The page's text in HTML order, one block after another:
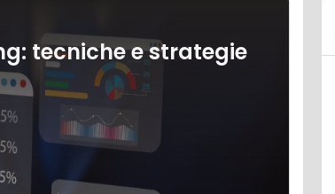
tecniche e strategie